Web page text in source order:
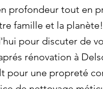
profondeur tout en
famille et la
pour discuter de
rénovation à
pour une propreté